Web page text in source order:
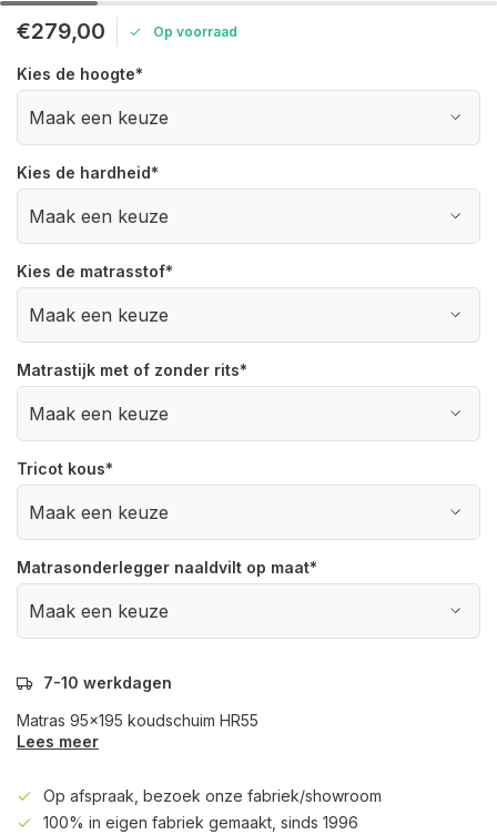
€279,00 Op voorraad
Kies de hoogte*
Kies de hardheid*
Kies de matrasstof*
Matrastijk met of zonder rits*
Tricot kous*
Matrasonderlegger naaldvilt op maat*
7-10 werkdagen
Matras 95x195 koudschuim HR55
Lees meer
Op afspraak, bezoek onze fabriek/showroom
100% in eigen fabriek gemaakt, sinds 1996